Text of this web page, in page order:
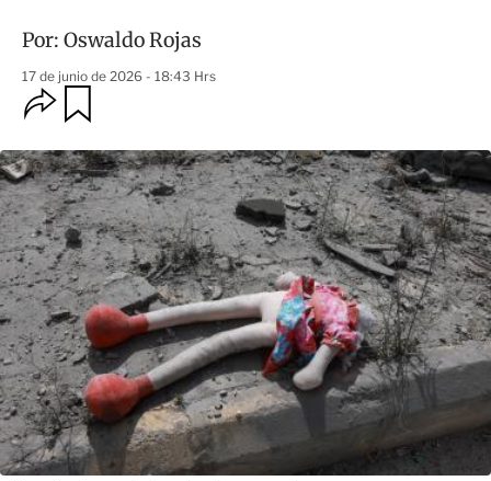
Por: Oswaldo Rojas
17 de junio de 2026 - 18:43 Hrs
O
p
i
o
n
e
s
d
e
c
o
m
p
a
r
t
i
r
r
d
a
r